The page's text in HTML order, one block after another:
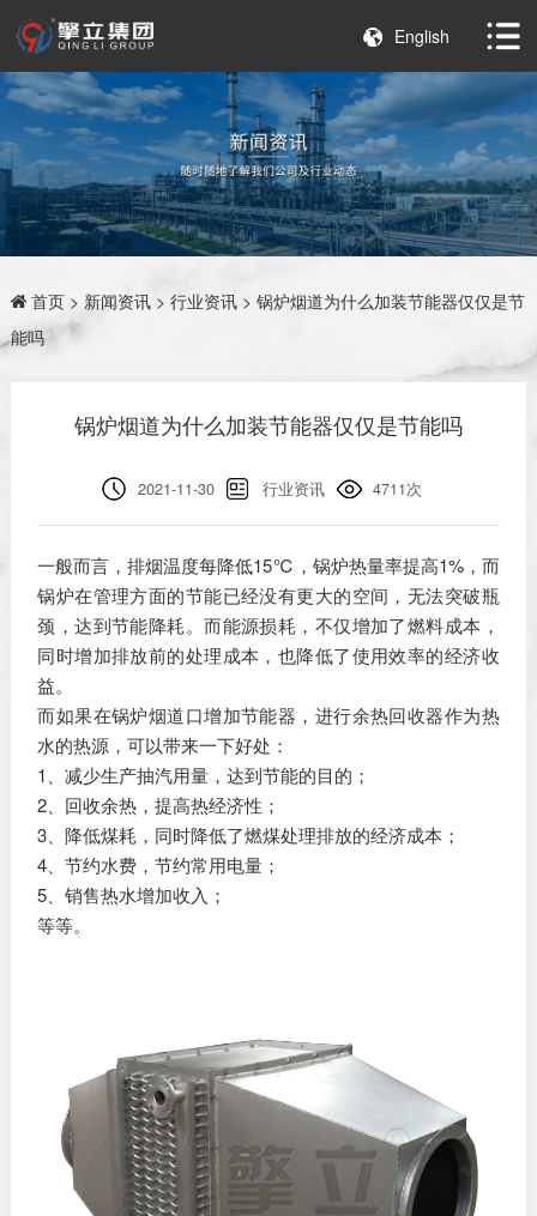
English
首页> 新闻资讯> 行业资讯> 锅炉烟道为什么加装节能器仅仅是节
能吗
锅炉烟道为什么加装节能器仅仅是节能吗
2021-11-30 行业资讯 4711次
一般而言，排烟温度每降低15℃，锅炉热量率提高1%，而
锅炉在管理方面的节能已经没有更大的空间，无法突破瓶
颈，达到节能降耗。而能源损耗，不仅增加了燃料成本，
同时增加排放前的处理成本，也降低了使用效率的经济收
益。
而如果在锅炉烟道口增加节能器，进行余热回收器作为热
水的热源，可以带来一下好处：
1、减少生产抽汽用量，达到节能的目的；
2、回收余热，提高热经济性；
3、降低煤耗，同时降低了燃煤处理排放的经济成本；
4、节约水费，节约常用电量；
5、销售热水增加收入；
等等。